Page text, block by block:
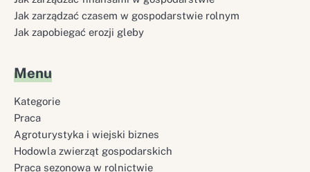
Jak zarządzać czasem w gospodarstwie rolnym
Jak zapobiegać erozji gleby
Menu
Kategorie
Praca
Agroturystyka i wiejski biznes
Hodowla zwierząt gospodarskich
Praca sezonowa w rolnictwie